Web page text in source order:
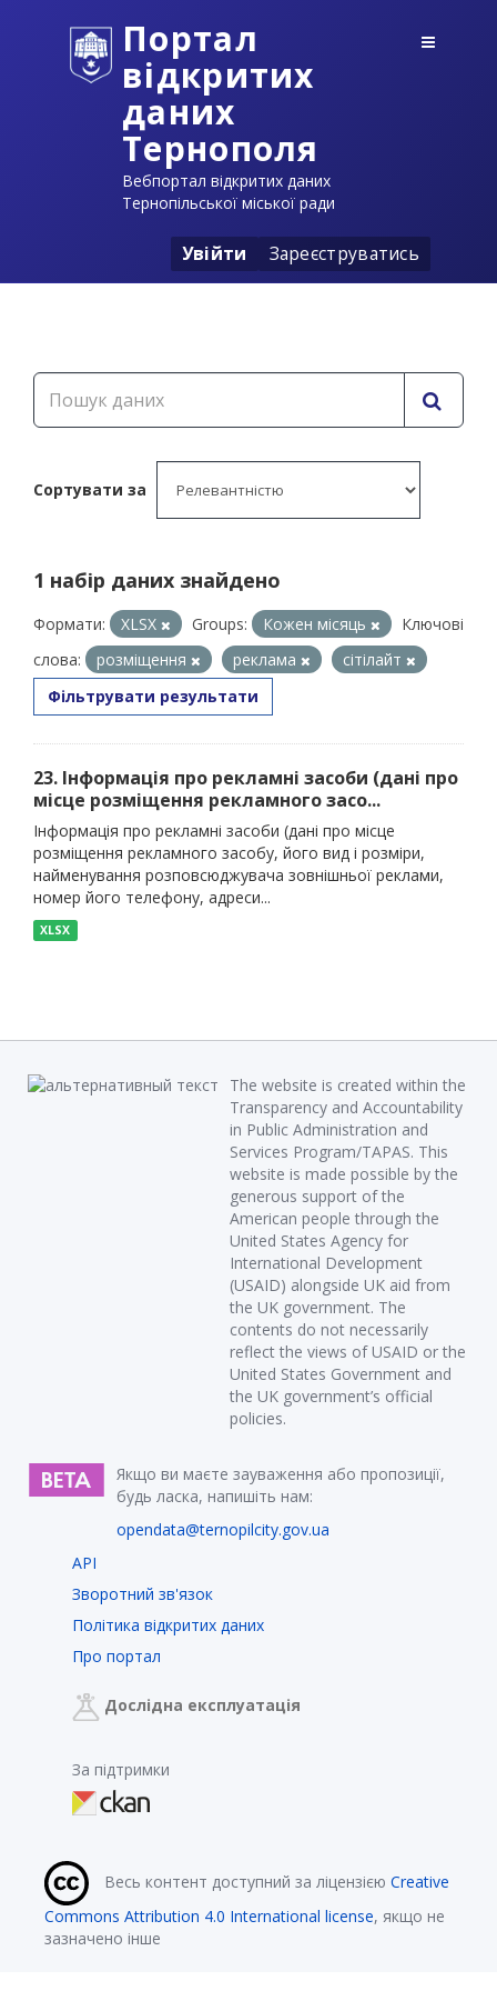
Портал
відкритих
даних
Тернополя
Вебпортал відкритих даних
Тернопільської міської ради
Увійти Зареєструватись
Сортувати за
1 набір даних знайдено
Формати: XLSX Groups: Кожен місяць
Ключові
слова:
розміщення реклама
сітілайт
Фільтрувати результати
23. Інформація про рекламні засоби (дані про
місце розміщення рекламного засо...
Інформація про рекламні засоби (дані про місце
розміщення рекламного засобу, його вид і розміри,
найменування розповсюджувача зовнішньої реклами,
номер його телефону, адреси...
XLSX
The website is created within the
Transparency and Accountability
in Public Administration and
Services Program/TAPAS. This
website is made possible by the
generous support of the
American people through the
United States Agency for
International Development
(USAID) alongside UK aid from
the UK government. The
contents do not necessarily
reflect the views of USAID or the
United States Government and
the UK government’s official
policies.
Якщо ви маєте зауваження або пропозиції,
будь ласка, напишіть нам:
opendata@ternopilcity.gov.ua
API
Зворотний зв'язок
Політика відкритих даних
Про портал
Дослідна експлуатація
За підтримки
Весь контент доступний за ліцензією Creative
Commons Attribution 4.0 International license, якщо не
зазначено інше